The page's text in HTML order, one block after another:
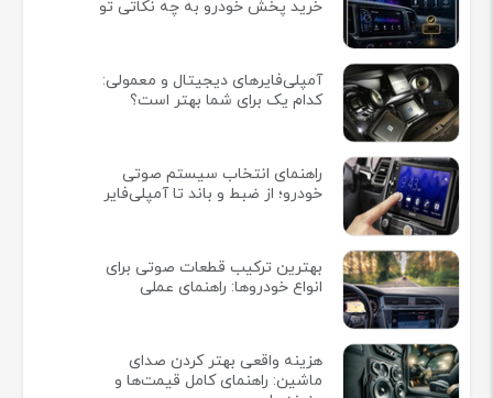
خرید پخش خودرو به چه نکاتی تو
آمپلی‌فایرهای دیجیتال و معمولی:
کدام یک برای شما بهتر است؟
راهنمای انتخاب سیستم صوتی
خودرو؛ از ضبط و باند تا آمپلی‌فایر
بهترین ترکیب قطعات صوتی برای
انواع خودروها: راهنمای عملی
هزینه واقعی بهتر کردن صدای
ماشین: راهنمای کامل قیمت‌ها و